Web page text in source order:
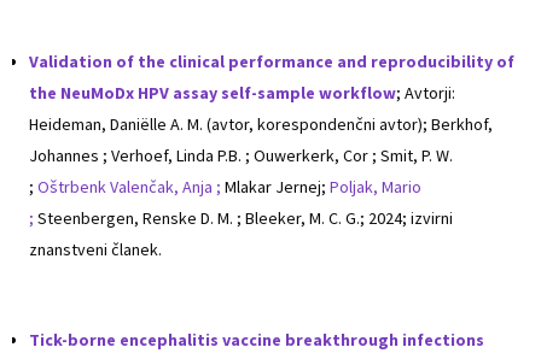
Validation of the clinical performance and reproducibility of
the NeuMoDx HPV assay self-sample workflow; Avtorji:
Heideman, Daniëlle A. M. (avtor, korespondenčni avtor); Berkhof,
Johannes ; Verhoef, Linda P.B. ; Ouwerkerk, Cor ; Smit, P. W.
; Oštrbenk Valenčak, Anja ; Mlakar Jernej; Poljak, Mario
; Steenbergen, Renske D. M. ; Bleeker, M. C. G.; 2024; izvirni
znanstveni članek.
Tick-borne encephalitis vaccine breakthrough infections